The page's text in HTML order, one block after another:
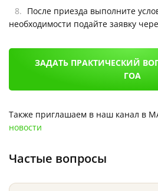
После приезда выполните
необходимости подайте заявку
ЗАДАТЬ ПРАКТИЧЕСКИЙ
ГОА
Также приглашаем в наш канал в
новости
Частые вопросы